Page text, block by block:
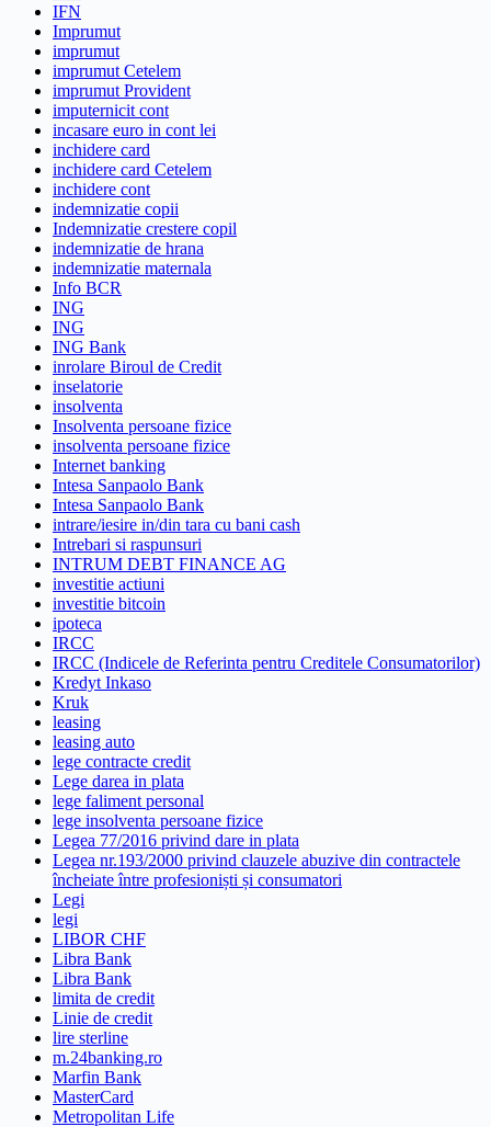
IFN
Imprumut
imprumut
imprumut Cetelem
imprumut Provident
imputernicit cont
incasare euro in cont lei
inchidere card
inchidere card Cetelem
inchidere cont
indemnizatie copii
Indemnizatie crestere copil
indemnizatie de hrana
indemnizatie maternala
Info BCR
ING
ING
ING Bank
inrolare Biroul de Credit
inselatorie
insolventa
Insolventa persoane fizice
insolventa persoane fizice
Internet banking
Intesa Sanpaolo Bank
Intesa Sanpaolo Bank
intrare/iesire in/din tara cu bani cash
Intrebari si raspunsuri
INTRUM DEBT FINANCE AG
investitie actiuni
investitie bitcoin
ipoteca
IRCC
IRCC (Indicele de Referinta pentru Creditele Consumatorilor)
Kredyt Inkaso
Kruk
leasing
leasing auto
lege contracte credit
Lege darea in plata
lege faliment personal
lege insolventa persoane fizice
Legea 77/2016 privind dare in plata
Legea nr.193/2000 privind clauzele abuzive din contractele
încheiate între profesioniști și consumatori
Legi
legi
LIBOR CHF
Libra Bank
Libra Bank
limita de credit
Linie de credit
lire sterline
m.24banking.ro
Marfin Bank
MasterCard
Metropolitan Life